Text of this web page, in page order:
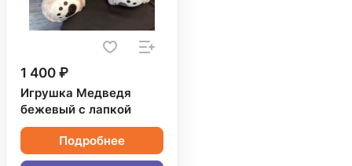
1 400 ₽
Игрушка Медведя
бежевый с лапкой
Подробнее